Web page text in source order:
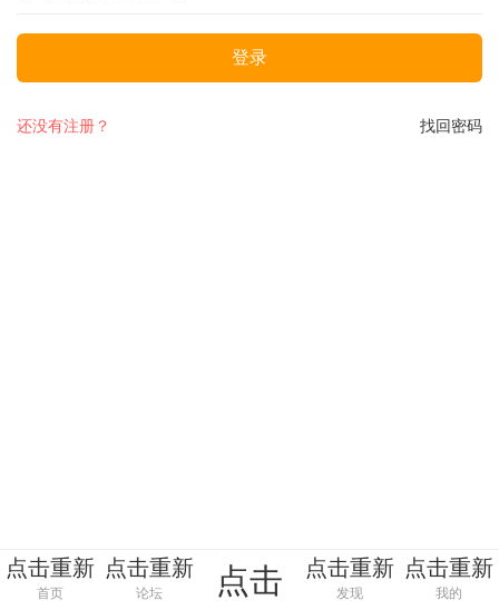
登录
找回密码
还没有注册？
点击重新
加载
首页
点击重新
加载
论坛 点击
点击重新
加载
发现
点击重新
加载
我的